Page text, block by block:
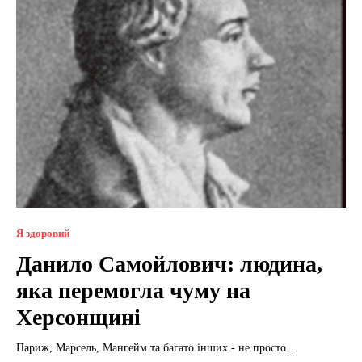
Я здоровий
Данило Самойлович: людина,
яка перемогла чуму на
Херсонщині
Париж, Марсель, Мангейм та багато інших - не просто...